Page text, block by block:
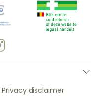
Privacy disclaimer